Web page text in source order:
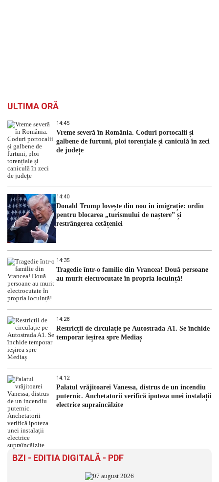
ULTIMA ORĂ
14:45
Vreme severă în România. Coduri portocalii și
galbene de furtuni, ploi torențiale și caniculă în zeci
de județe
14:40
Donald Trump lovește din nou în imigrație: ordin
pentru blocarea „turismului de naștere” și
restrângerea cetățeniei
14:35
Tragedie într-o familie din Vrancea! Două persoane
au murit electrocutate în propria locuință!
14:28
Restricții de circulație pe Autostrada A1. Se închide
temporar ieșirea spre Mediaș
14:12
Palatul vrăjitoarei Vanessa, distrus de un incendiu
puternic. Anchetatorii verifică ipoteza unei instalații
electrice supraîncălzite
BZI - EDITIA DIGITALĂ - PDF